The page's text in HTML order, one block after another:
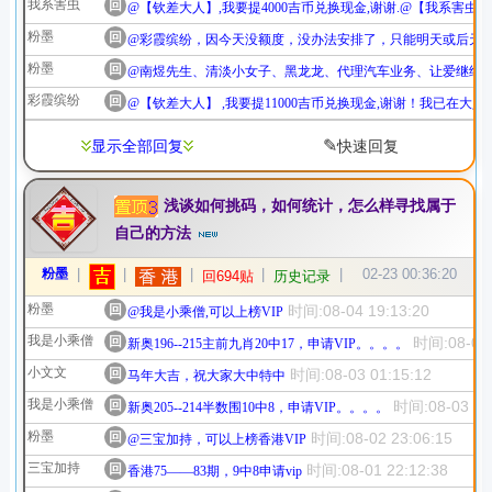
我系害虫 回 @【钦差大人】,我要提4000吉币兑换现金,谢谢.@【我系害虫
粉墨
回 @彩霞缤纷，因今天没额度，没办法安排了，只能明天或后天
粉墨
回 @南煜先生、清淡小女子、黑龙龙、代理汽车业务、让爱继续
彩霞缤纷
回 @【钦差大人】 ,我要提11000吉币兑换现金,谢谢！我已在大
显示全部回复 ✎快速回复
浅谈如何挑码，如何统计，怎么样寻找属于
自己的方法
粉墨 回694贴 历史记录 02-23 00:36:20
粉墨 回 @我是小乘僧,可以上榜VIP 时间:08-04 19:13:20
我是小乘僧 回 新奥196--215主前九肖20中17，申请VIP。。。。 时间:08-
小文文 回 马年大吉，祝大家大中特中 时间:08-03 01:15:12
我是小乘僧 回 新奥205--214半数围10中8，申请VIP。。。。 时间:08-03
粉墨 回 @三宝加持，可以上榜香港VIP 时间:08-02 23:06:15
三宝加持 回 香港75——83期，9中8申请vip 时间:08-01 22:12:38